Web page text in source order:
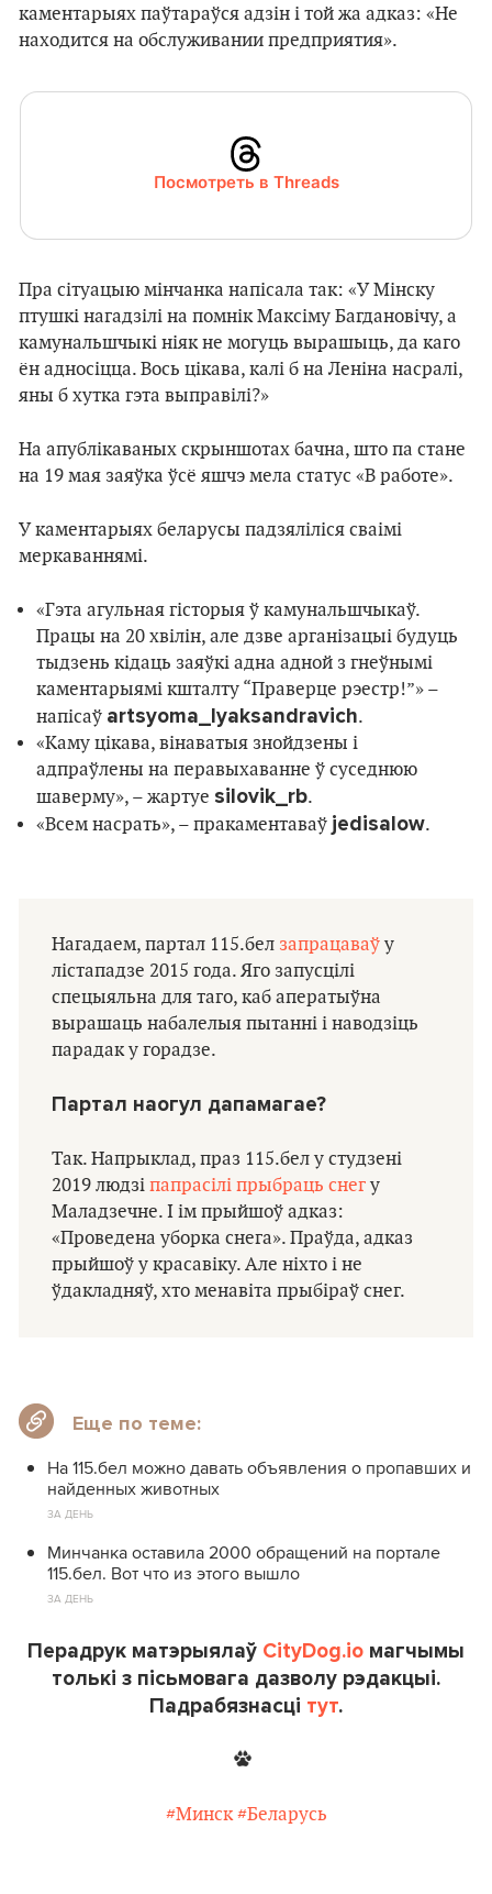
каментарыях паўтараўся адзін і той жа адказ: «Не
находится на обслуживании предприятия».
Посмотреть в Threads
Пра сітуацыю мінчанка напісала так: «У Мінску
птушкі нагадзілі на помнік Максіму Багдановічу, а
камунальшчыкі ніяк не могуць вырашыць, да каго
ён адносіцца. Вось цікава, калі б на Леніна насралі,
яны б хутка гэта выправілі?»
На апублікаваных скрыншотах бачна, што па стане
на 19 мая заяўка ўсё яшчэ мела статус «В работе».
У каментарыях беларусы падзяліліся сваімі
меркаваннямі.
«Гэта агульная гісторыя ў камунальшчыкаў.
Працы на 20 хвілін, але дзве арганізацыі будуць
тыдзень кідаць заяўкі адна адной з гнеўнымі
каментарыямі кшталту “Праверце рэестр!”» –
напісаў artsyoma_lyaksandravich.
«Каму цікава, вінаватыя знойдзены і
адпраўлены на перавыхаванне ў суседнюю
шаверму», – жартуе silovik_rb.
«Всем насрать», – пракаментаваў jedisalow.
Нагадаем, партал 115.бел запрацаваў у
лістападзе 2015 года. Яго запусцілі
спецыяльна для таго, каб аператыўна
вырашаць набалелыя пытанні і наводзіць
парадак у горадзе.
Партал наогул дапамагае?
Так. Напрыклад, праз 115.бел у студзені
2019 людзі папрасілі прыбраць снег у
Маладзечне. І ім прыйшоў адказ:
«Проведена уборка снега». Праўда, адказ
прыйшоў у красавіку. Але ніхто і не
ўдакладняў, хто менавіта прыбіраў снег.
Еще по теме:
На 115.бел можно давать объявления о пропавших и
найденных животных
ЗА ДЕНЬ
Минчанка оставила 2000 обращений на портале
115.бел. Вот что из этого вышло
ЗА ДЕНЬ
Перадрук матэрыялаў CityDog.io магчымы
толькі з пісьмовага дазволу рэдакцыі.
Падрабязнасці тут.
#Минск #Беларусь